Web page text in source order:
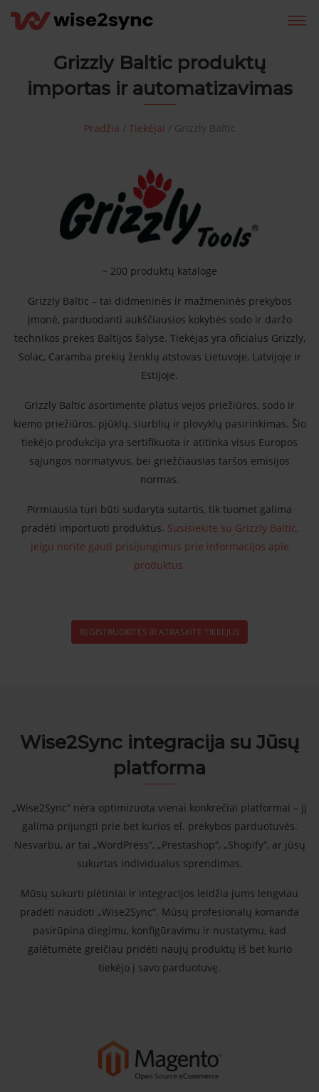
Grizzly Baltic produktų
importas ir automatizavimas
Pradžia / Tiekėjai / Grizzly Baltic
~ 200 produktų kataloge
Grizzly Baltic – tai didmeninės ir mažmeninės prekybos
įmonė, parduodanti aukščiausios kokybės sodo ir daržo
technikos prekes Baltijos šalyse. Tiekėjas yra oficialus Grizzly,
Solac, Caramba prekių ženklų atstovas Lietuvoje, Latvijoje ir
Estijoje.
Grizzly Baltic asortimente platus vejos priežiūros, sodo ir
kiemo priežiūros, pjūklų, siurblių ir plovyklų pasirinkimas. Šio
tiekėjo produkcija yra sertifikuota ir atitinka visus Europos
sąjungos normatyvus, bei griežčiausias taršos emisijos
normas.
Pirmiausia turi būti sudaryta sutartis, tik tuomet galima
pradėti importuoti produktus. Susisiekite su Grizzly Baltic,
jeigu norite gauti prisijungimus prie informacijos apie
produktus.
REGISTRUOKITĖS IR ATRASKITE TIEKĖJUS
Wise2Sync integracija su Jūsų
platforma
„Wise2Sync“ nėra optimizuota vienai konkrečiai platformai – jį
galima prijungti prie bet kurios el. prekybos parduotuvės.
Nesvarbu, ar tai „WordPress“, „Prestashop“, „Shopify“, ar jūsų
sukurtas individualus sprendimas.
Mūsų sukurti plėtiniai ir integracijos leidžia jums lengviau
pradėti naudoti „Wise2Sync“. Mūsų profesionalų komanda
pasirūpina diegimu, konfigūravimu ir nustatymu, kad
galėtumėte greičiau pridėti naujų produktų iš bet kurio
tiekėjo į savo parduotuvę.